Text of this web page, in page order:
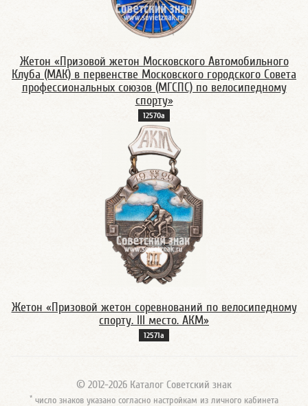
Жетон «Призовой жетон Московского Автомобильного
Клуба (МАК) в первенстве Московского городского Совета
профессиональных союзов (МГСПС) по велосипедному
спорту»
12570а
Жетон «Призовой жетон соревнований по велосипедному
спорту. III место. АКМ»
12571а
© 2012-2026 Каталог Советский знак
* число знаков указано согласно настройкам из личного кабинета